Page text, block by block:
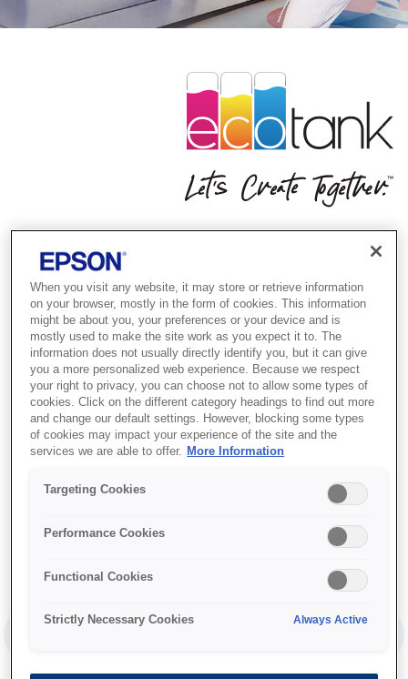
נפרדים לשלום ממחסניות דיו
יקרות
חסכון של עד 90% בעלויות ההדפסה*
מידע נוסף
PAUSE
When you visit any website, it may store or retrieve information
on your browser, mostly in the form of cookies. This information
might be about you, your preferences or your device and is
mostly used to make the site work as you expect it to. The
information does not usually directly identify you, but it can give
you a more personalized web experience. Because we respect
your right to privacy, you can choose not to allow some types of
cookies. Click on the different category headings to find out more
and change our default settings. However, blocking some types
of cookies may impact your experience of the site and the
services we are able to offer.
More Information
Targeting Cookies
Performance Cookies
Functional Cookies
Strictly Necessary Cookies Always Active